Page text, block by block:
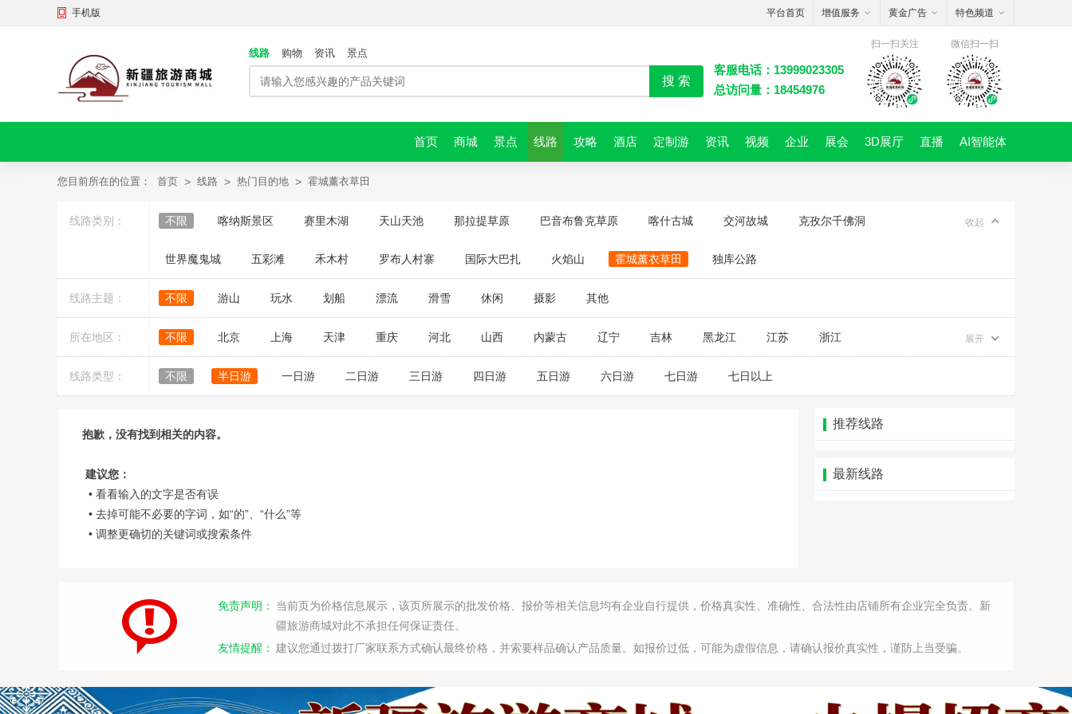
手机版 平台首页 增值服务 黄金广告 特色频道
线路 购物 资讯 景点
搜 索
客服电话：13999023305
总访问量：18454976
微信扫一扫
扫一扫关注
首页 商城 景点 线路 攻略 酒店 定制游 资讯 视频 企业 展会 3D展厅 直播 AI智能体
您目前所在的位置： 首页 > 线路 > 热门目的地 > 霍城薰衣草田
线路类别： 不限 喀纳斯景区 赛里木湖 天山天池 那拉提草原 巴音布鲁克草原 喀什古城 交河故城 克孜尔千佛洞
世界魔鬼城 五彩滩 禾木村 罗布人村寨 国际大巴扎 火焰山 霍城薰衣草田 独库公路
收起
线路主题： 不限 游山 玩水 划船 漂流 滑雪 休闲 摄影 其他
所在地区： 不限 北京 上海 天津 重庆 河北 山西 内蒙古 辽宁 吉林 黑龙江 江苏 浙江 展开
线路类型： 不限 半日游 一日游 二日游 三日游 四日游 五日游 六日游 七日游 七日以上
抱歉，没有找到相关的内容。
建议您：
• 看看输入的文字是否有误
• 去掉可能不必要的字词，如“的”、“什么”等
• 调整更确切的关键词或搜索条件
推荐线路
最新线路
免责声明：
当前页为价格信息展示，该页所展示的批发价格、报价等相关信息均有企业自行提供，价格真实性、准确性、合法性由店铺所有企业完全负责。新
疆旅游商城对此不承担任何保证责任。
友情提醒： 建议您通过拨打厂家联系方式确认最终价格，并索要样品确认产品质量。如报价过低，可能为虚假信息，请确认报价真实性，谨防上当受骗。